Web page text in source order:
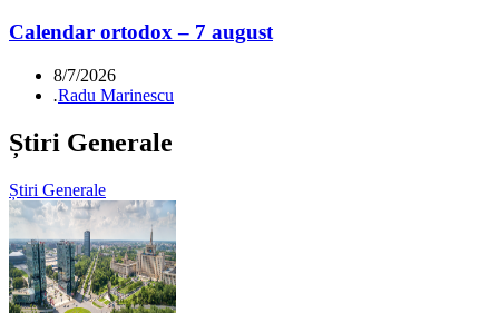
Calendar ortodox – 7 august
8/7/2026
.Radu Marinescu
Știri Generale
Știri Generale